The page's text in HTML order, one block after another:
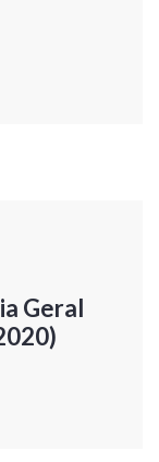
Geral